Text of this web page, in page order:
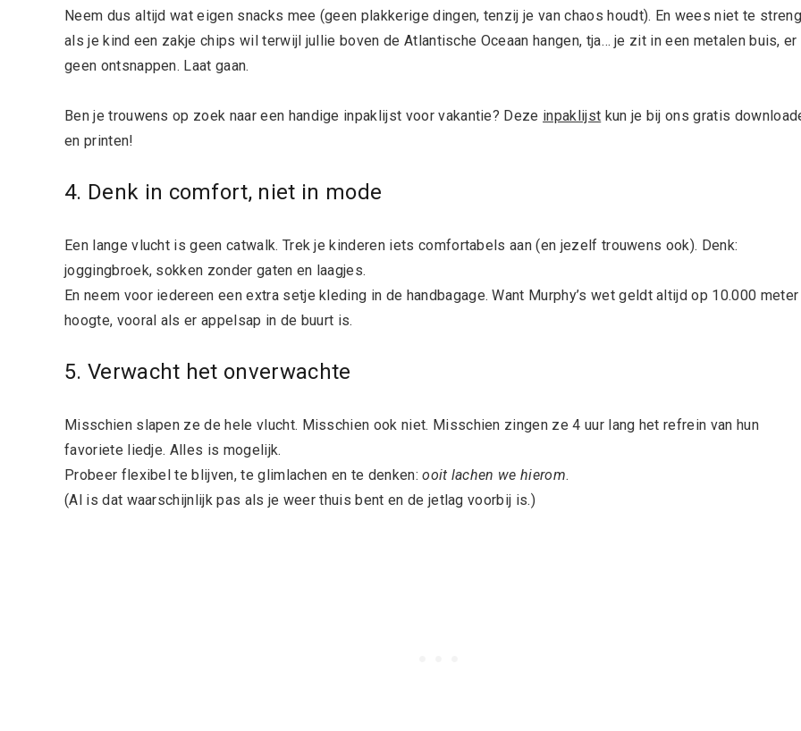
Neem dus altijd wat eigen snacks mee (geen plakkerige dingen, tenzij je van chaos houdt). En wees niet te streng
als je kind een zakje chips wil terwijl jullie boven de Atlantische Oceaan hangen, tja… je zit in een metalen buis,
geen ontsnappen. Laat gaan.
Ben je trouwens op zoek naar een handige inpaklijst voor vakantie? Deze inpaklijst kun je bij ons gratis
en printen!
4. Denk in comfort, niet in mode
Een lange vlucht is geen catwalk. Trek je kinderen iets comfortabels aan (en jezelf trouwens ook). Denk:
joggingbroek, sokken zonder gaten en laagjes.
En neem voor iedereen een extra setje kleding in de handbagage. Want Murphy’s wet geldt altijd op 10.000 meter
hoogte, vooral als er appelsap in de buurt is.
5. Verwacht het onverwachte
Misschien slapen ze de hele vlucht. Misschien ook niet. Misschien zingen ze 4 uur lang het refrein van hun
favoriete liedje. Alles is mogelijk.
Probeer flexibel te blijven, te glimlachen en te denken:ooit lachen we hierom.
(Al is dat waarschijnlijk pas als je weer thuis bent en de jetlag voorbij is.)